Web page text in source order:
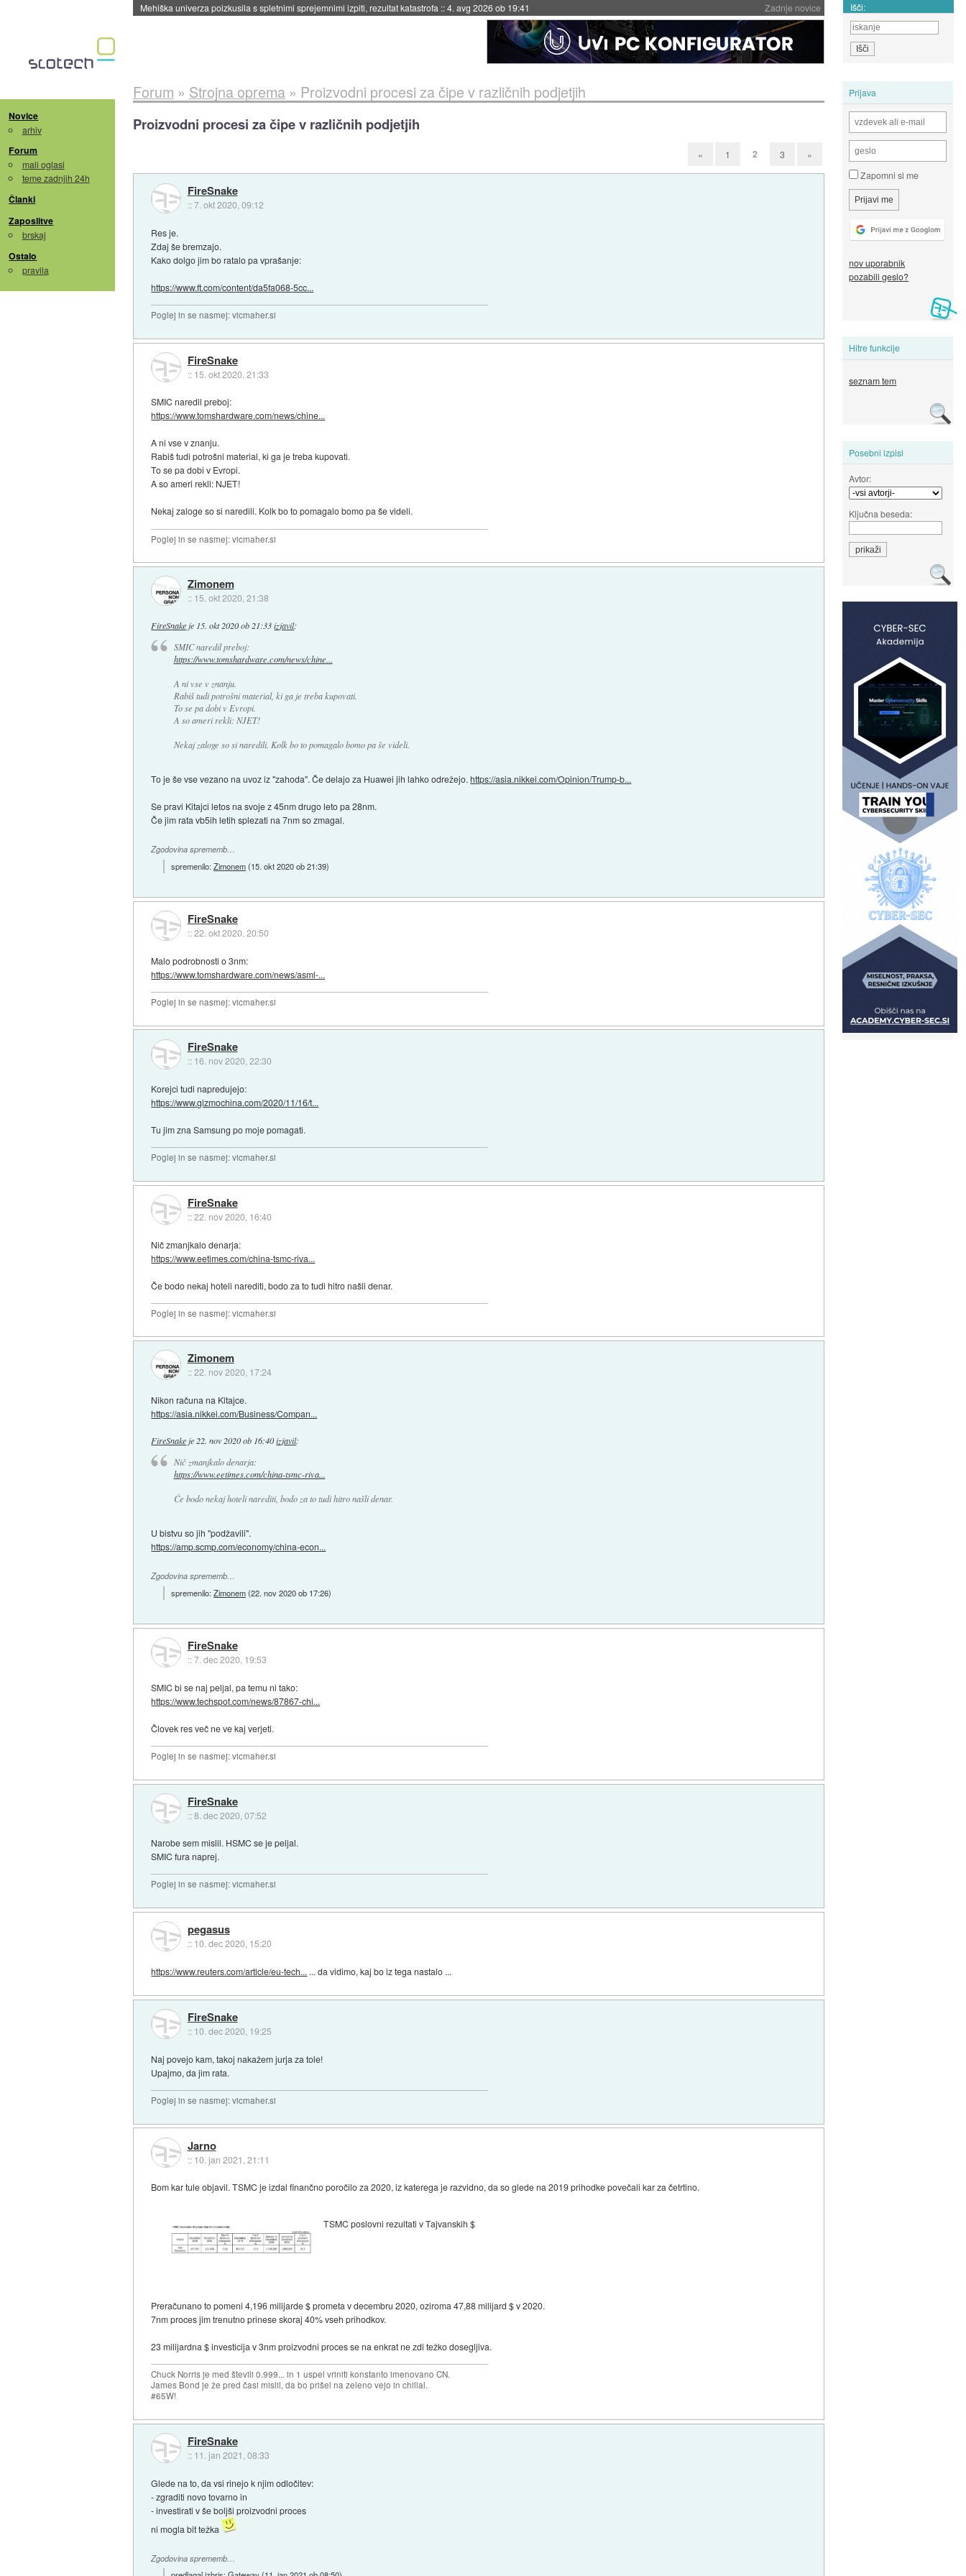
Zadnje novice
Evropska vesoljska agencija razvija svojo raketo za večkratno uporabo::4. avg 2026 ob 19:41 Išči:
Novice
arhiv
Forum
mali oglasi
teme zadnjih 24h
Članki
Zaposlitve
brskaj
Ostalo
pravila
Prijava
Zapomni si me
nov uporabnik
pozabili geslo?
Hitre funkcije
seznam tem
Posebni izpisi
Avtor:
Ključna beseda:
Forum » Strojna oprema» Proizvodni procesi za čipe v različnih podjetjih
Proizvodni procesi za čipe v različnih podjetjih
« 1 2 3 »
FireSnake
::7. okt 2020, 09:12
Res je.
Zdaj še bremzajo.
Kako dolgo jim bo ratalo pa vprašanje:
https://www.ft.com/content/da5fa068-5cc...
Poglej in se nasmej: vicmaher.si
FireSnake
:: 15. okt 2020, 21:33
SMIC naredil preboj:
https://www.tomshardware.com/news/chine...
A ni vse v znanju.
Rabiš tudi potrošni material, ki ga je treba kupovati.
To se pa dobi v Evropi.
A so ameri rekli: NJET!
Nekaj zaloge so si naredili. Kolk bo to pomagalo bomo pa še videli.
Poglej in se nasmej: vicmaher.si
Zimonem
:: 15. okt 2020, 21:38
FireSnake je 15. okt 2020 ob 21:33 izjavil:
SMIC naredil preboj:
https://www.tomshardware.com/news/chine...
A ni vse v znanju.
Rabiš tudi potrošni material, ki ga je treba kupovati.
To se pa dobi v Evropi.
A so ameri rekli: NJET!
Nekaj zaloge so si naredili. Kolk bo to pomagalo bomo pa še videli.
To je še vse vezano na uvoz iz "zahoda". Če delajo za Huawei jih lahko odrežejo.https://asia.nikkei.com/Opinion/Trump-b...
Se pravi Kitajci letos na svoje z 45nm drugo leto pa 28nm.
Če jim rata vb5ih letih splezati na 7nm so zmagal.
Zgodovina sprememb…
spremenilo:Zimonem(15. okt 2020 ob 21:39)
FireSnake
::22. okt 2020, 20:50
Malo podrobnosti o 3nm:
https://www.tomshardware.com/news/asml-...
Poglej in se nasmej: vicmaher.si
FireSnake
:: 16. nov 2020, 22:30
Korejci tudi napredujejo:
https://www.gizmochina.com/2020/11/16/t...
Tu jim zna Samsung po moje pomagati.
Poglej in se nasmej: vicmaher.si
FireSnake
::22. nov 2020, 16:40
Nič zmanjkalo denarja:
https://www.eetimes.com/china-tsmc-riva...
Če bodo nekaj hoteli narediti, bodo za to tudi hitro našli denar.
Poglej in se nasmej: vicmaher.si
Zimonem
::22. nov 2020, 17:24
Nikon računa na Kitajce.
https://asia.nikkei.com/Business/Compan...
FireSnake je 22. nov 2020 ob 16:40 izjavil:
Nič zmanjkalo denarja:
https://www.eetimes.com/china-tsmc-riva...
Če bodo nekaj hoteli narediti, bodo za to tudi hitro našli denar.
U bistvu so jih "podžavili".
https://amp.scmp.com/economy/china-econ...
Zgodovina sprememb…
spremenilo:Zimonem(22. nov 2020 ob 17:26)
FireSnake
::7. dec 2020, 19:53
SMIC bi se naj peljal, pa temu ni tako:
https://www.techspot.com/news/87867-chi...
Človek res več ne ve kaj verjeti.
Poglej in se nasmej: vicmaher.si
FireSnake
::8. dec 2020, 07:52
Narobe sem mislil. HSMC se je peljal.
SMIC fura naprej.
Poglej in se nasmej: vicmaher.si
pegasus
:: 10. dec 2020, 15:20
https://www.reuters.com/article/eu-tech... ... da vidimo, kaj bo iz tega nastalo ...
FireSnake
:: 10. dec 2020, 19:25
Naj povejo kam, takoj nakažem jurja za tole!
Upajmo, da jim rata.
Poglej in se nasmej: vicmaher.si
Jarno
:: 10. jan 2021, 21:11
Bom kar tule objavil. TSMC je izdal finančno poročilo za 2020, iz katerega je razvidno, da so glede na 2019 prihodke povečali kar za četrtino.
TSMC poslovni rezultati v Tajvanskih $
Preračunano to pomeni 4,196 milijarde $ prometa v decembru 2020, oziroma 47,88 milijard $ v 2020.
7nm proces jim trenutno prinese skoraj 40% vseh prihodkov.
23 milijardna $ investicija v 3nm proizvodni proces se na enkrat ne zdi težko dosegljiva.
Chuck Norris je med števili 0.999... in 1 uspel vriniti konstanto imenovano CN.
James Bond je že pred časi mislil, da bo prišel na zeleno vejo in chillal.
#65W!
FireSnake
:: 11. jan 2021, 08:33
Glede na to, da vsi rinejo k njim odločitev:
- zgraditi novo tovarno in
- investirati v še boljši proizvodni proces
ni mogla bit težka
Zgodovina sprememb…